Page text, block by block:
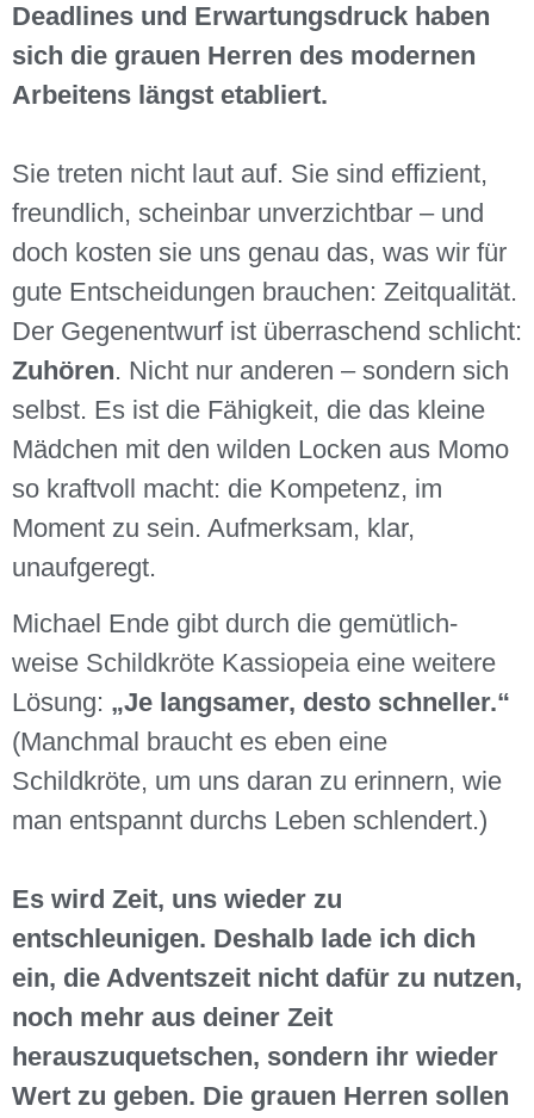
Deadlines und Erwartungsdruck haben
sich die grauen Herren des modernen
Arbeitens längst etabliert.
Sie treten nicht laut auf. Sie sind effizient,
freundlich, scheinbar unverzichtbar – und
doch kosten sie uns genau das, was wir für
gute Entscheidungen brauchen: Zeitqualität.
Der Gegenentwurf ist überraschend schlicht:
Zuhören. Nicht nur anderen – sondern sich
selbst. Es ist die Fähigkeit, die das kleine
Mädchen mit den wilden Locken aus Momo
so kraftvoll macht: die Kompetenz, im
Moment zu sein. Aufmerksam, klar,
unaufgeregt.
Michael Ende gibt durch die gemütlich-
weise Schildkröte Kassiopeia eine weitere
Lösung: „Je langsamer, desto schneller.“
(Manchmal braucht es eben eine
Schildkröte, um uns daran zu erinnern, wie
man entspannt durchs Leben schlendert.)
Es wird Zeit, uns wieder zu
entschleunigen. Deshalb lade ich dich
ein, die Adventszeit nicht dafür zu nutzen,
noch mehr aus deiner Zeit
herauszuquetschen, sondern ihr wieder
Wert zu geben. Die grauen Herren sollen